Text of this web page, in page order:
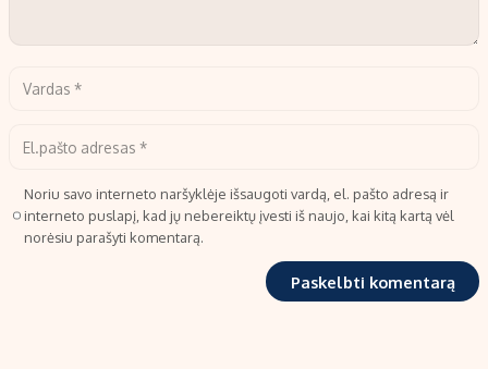
Noriu savo interneto naršyklėje išsaugoti vardą, el. pašto adresą ir
interneto puslapį, kad jų nebereiktų įvesti iš naujo, kai kitą kartą vėl
norėsiu parašyti komentarą.